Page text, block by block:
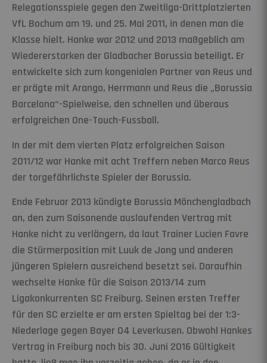
Relegationsspiele gegen den Zweitliga-Drittplatzierten
VfL Bochum am 19. und 25. Mai 2011, in denen man die
Klasse hielt. Hanke war 2012 und 2013 maßgeblich am
Wiedererstarken der Gladbacher Borussia beteiligt. Er
entwickelte sich zum kongenialen Partner von Reus und
er prägte mit Arango, Herrmann und Reus die „Borussia
Barcelona“-Spielweise, den schnellen und überaus
erfolgreichen One-Touch-Fussball.
In der mit dem vierten Platz erfolgreichen Saison
2011/12 war Hanke mit acht Treffern neben Marco Reus
der torgefährlichste Spieler der Borussia.
Ende Februar 2013 kündigte Borussia Mönchengladbach
an, den zum Saisonende auslaufenden Vertrag mit
Hanke nicht zu verlängern, da laut Trainer Lucien Favre
die Stürmerposition mit Luuk de Jong und anderen
jüngeren Spielern ausreichend besetzt sei. Daraufhin
wechselte Hanke für die Saison 2013/14 zum
Ligakonkurrenten SC Freiburg. Seinen ersten Treffer
für den SC erzielte er am ersten Spieltag bei der 1:3-
Niederlage gegen Bayer 04 Leverkusen. Obwohl Hankes
Vertrag in Freiburg noch bis 30. Juni 2016 Gültigkeit